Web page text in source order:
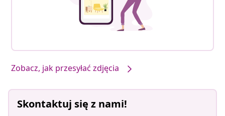
Zobacz, jak przesyłać zdjęcia
Skontaktuj się z nami!